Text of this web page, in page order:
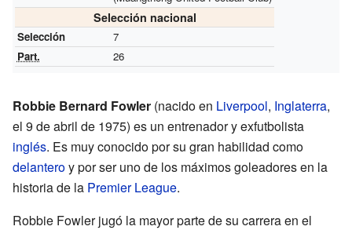
Selección nacional
Selección
7
Part.
26
Robbie Bernard Fowler (nacido en Liverpool, Inglaterra,
el 9 de abril de 1975) es un entrenador y exfutbolista
inglés. Es muy conocido por su gran habilidad como
delanteroy por ser uno de los máximos goleadores en la
historia de la Premier League.
Robbie Fowler jugó la mayor parte de su carrera en el